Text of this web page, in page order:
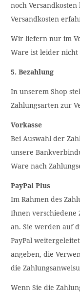
noch
Versandkosten
Wir liefern nur im
Ware ist leider nicht
5. Bezahlung
In unserem Shop
Zahlungsarten zur
Vorkasse
Bei Auswahl der
unsere
Ware nach
PayPal Plus
Im Rahmen des
Ihnen verschiedene
an. Sie werden auf
PayPal
angeben, die
die
Wenn Sie die